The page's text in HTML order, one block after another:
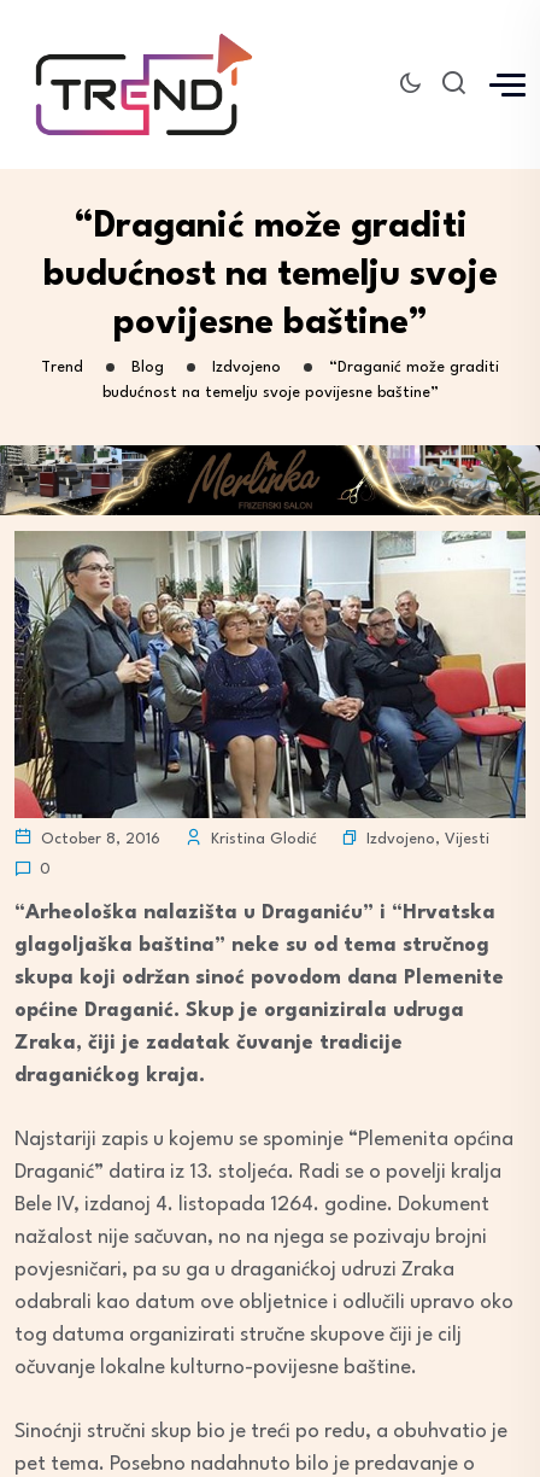
“Draganić može graditi
budućnost na temelju svoje
povijesne baštine”
Trend Blog Izdvojeno
“Draganić može graditi
budućnost na temelju svoje povijesne baštine”
October 8, 2016 Kristina Glodić Izdvojeno, Vijesti
0
“Arheološka nalazišta u Draganiću” i “Hrvatska
glagoljaška baština” neke su od tema stručnog
skupa koji održan sinoć povodom dana Plemenite
općine Draganić. Skup je organizirala udruga
Zraka, čiji je zadatak čuvanje tradicije
draganićkog kraja.
Najstariji zapis u kojemu se spominje “Plemenita općina
Draganić” datira iz 13. stoljeća. Radi se o povelji kralja
Bele IV, izdanoj 4. listopada 1264. godine. Dokument
nažalost nije sačuvan, no na njega se pozivaju brojni
povjesničari, pa su ga u draganićkoj udruzi Zraka
odabrali kao datum ove obljetnice i odlučili upravo oko
tog datuma organizirati stručne skupove čiji je cilj
očuvanje lokalne kulturno-povijesne baštine.
Sinoćnji stručni skup bio je treći po redu, a obuhvatio je
pet tema. Posebno nadahnuto bilo je predavanje o